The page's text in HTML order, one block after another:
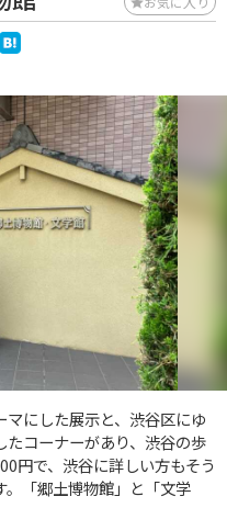
にした展示と、渋谷区にゆ
コーナーがあり、渋谷の歩
円で、渋谷に詳しい方もそう
「郷土博物館」と「文学